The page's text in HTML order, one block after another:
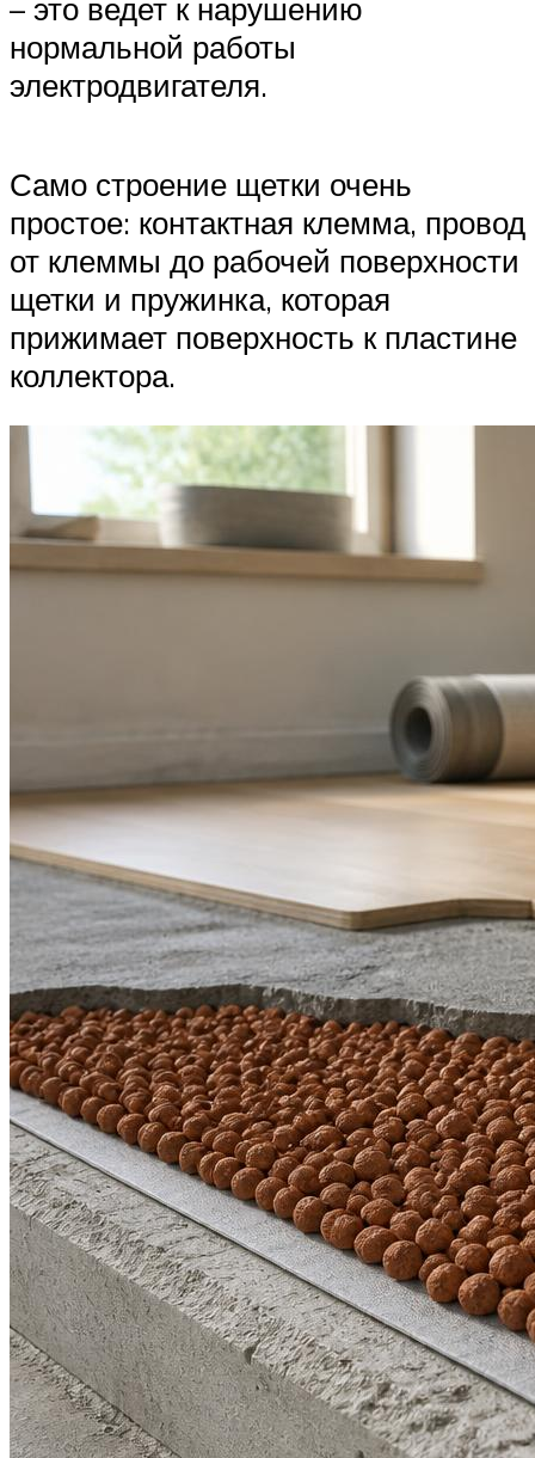
– это ведет к нарушению
нормальной работы
электродвигателя.
Само строение щетки очень
простое: контактная клемма, провод
от клеммы до рабочей поверхности
щетки и пружинка, которая
прижимает поверхность к пластине
коллектора.